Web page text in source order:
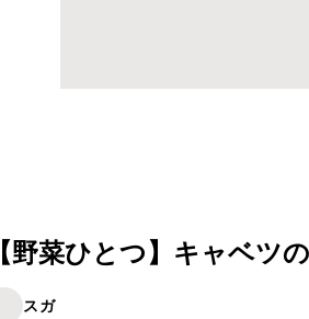
【野菜ひとつ】キャベツ
スガ